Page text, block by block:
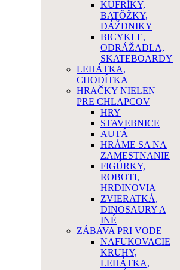
KUFRÍKY,
BATÔŽKY,
DÁŽDNIKY
BICYKLE,
ODRÁŽADLA,
SKATEBOARDY
LEHÁTKA,
CHODÍTKA
HRAČKY NIELEN
PRE CHLAPCOV
HRY
STAVEBNICE
AUTÁ
HRÁME SA NA
ZAMESTNANIE
FIGÚRKY,
ROBOTI,
HRDINOVIA
ZVIERATKÁ,
DINOSAURY A
INÉ
ZÁBAVA PRI VODE
NAFUKOVACIE
KRUHY,
LEHÁTKA,